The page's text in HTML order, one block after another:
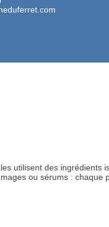
utilisent des
ou sérums :